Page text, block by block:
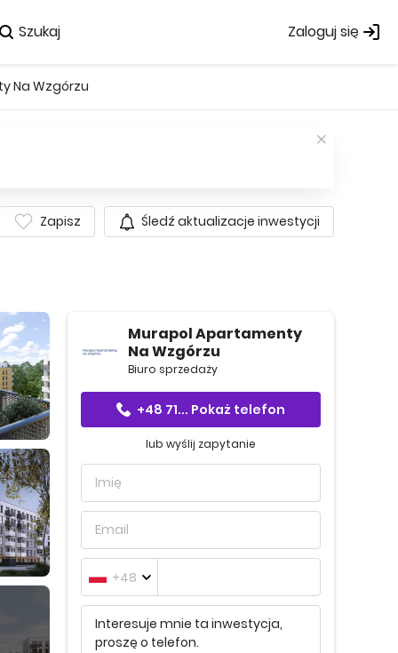
Szukaj Zaloguj się
Na Wzgórzu
Zapisz Śledź aktualizacje inwestycji
Murapol Apartamenty
Na Wzgórzu
Biuro sprzedaży
+48 71... Pokaż telefon
lub wyślij zapytanie
+48